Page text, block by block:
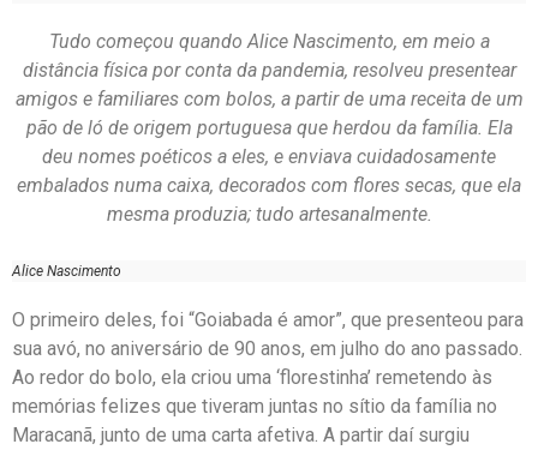
Tudo começou quando Alice Nascimento, em meio a
distância física por conta da pandemia, resolveu presentear
amigos e familiares com bolos, a partir de uma receita de um
pão de ló de origem portuguesa que herdou da família. Ela
deu nomes poéticos a eles, e enviava cuidadosamente
embalados numa caixa, decorados com flores secas, que ela
mesma produzia; tudo artesanalmente.
Alice Nascimento
O primeiro deles, foi “Goiabada é amor”, que presenteou para
sua avó, no aniversário de 90 anos, em julho do ano passado.
Ao redor do bolo, ela criou uma ‘florestinha’ remetendo às
memórias felizes que tiveram juntas no sítio da família no
Maracanã, junto de uma carta afetiva. A partir daí surgiu